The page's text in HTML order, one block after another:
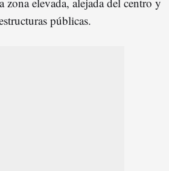
públicas.